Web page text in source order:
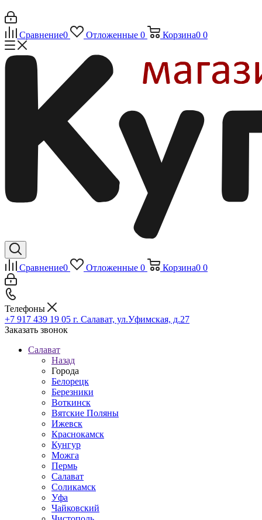
Сравнение0 Отложенные 0 Корзина0 0
Сравнение0 Отложенные 0 Корзина0 0
Телефоны
+7 917 439 19 05 г. Салават, ул.Уфимская, д.27
Заказать звонок
Салават
Назад
Города
Белорецк
Березники
Воткинск
Вятские Поляны
Ижевск
Краснокамск
Кунгур
Можга
Пермь
Салават
Соликамск
Уфа
Чайковский